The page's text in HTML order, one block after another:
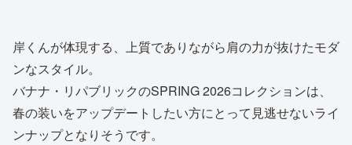
岸くんが体現する、上質でありながら肩の力が抜けたモダ
ンなスタイル。
バナナ・リパブリックのSPRING 2026コレクションは、
春の装いをアップデートしたい方にとって見逃せないライ
ンナップとなりそうです。